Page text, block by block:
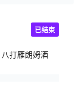
八打雁朗姆酒
已结束